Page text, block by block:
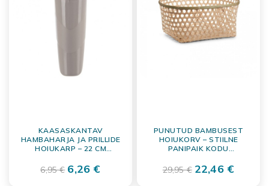
KAASASKANTAV
HAMBAHARJA JA PRILLIDE
HOIUKARP – 22 CM
6,95 € 6,26 €
PUNUTUD BAMBUSEST
HOIUKORV – STIILNE
PANIPAIK KODU
29,95 € 22,46 €